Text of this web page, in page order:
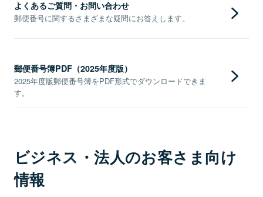
よくあるご質問・お問い合わせ
郵便番号に関するさまざまな疑問にお答えします。
郵便番号簿PDF（2025年度版）
2025年度版郵便番号簿をPDF形式でダウンロードできま
す。
ビジネス・法人のお客さま向け
情報